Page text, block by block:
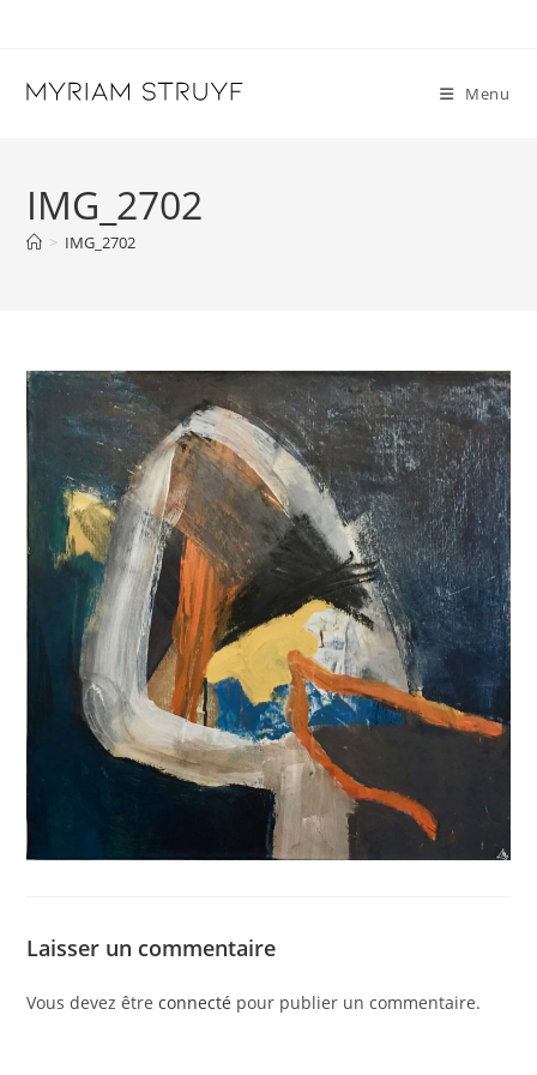
Menu
IMG_2702
> IMG_2702
Laisser un commentaire
Vous devez êtreconnecté pour publier un commentaire.